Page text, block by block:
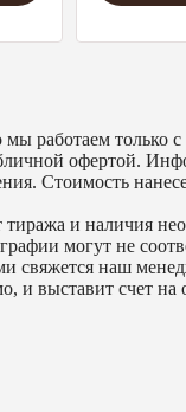
работаем только
офертой.
Стоимость
и наличия
могут не
свяжется наш
и выставит счет на